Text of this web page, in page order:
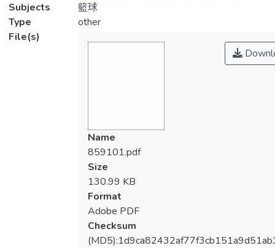
Subjects
籃球
Type
other
File(s)
Name
859101.pdf
Size
130.99 KB
Format
Adobe PDF
Checksum